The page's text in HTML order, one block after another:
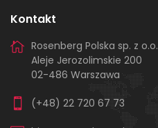
Kontakt
Rosenberg Polska sp. z o.o.
Aleje Jerozolimskie 200
02-486 Warszawa
(+48) 22 720 67 73